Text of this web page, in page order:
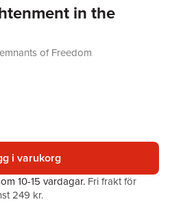
in the
of Freedom
i varukorg
10-15 vardagar. Fri frakt för
249 kr.